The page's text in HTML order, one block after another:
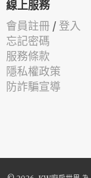
線上服務
會員註冊 / 登入
忘記密碼
服務條款
隱私權政策
防詐騙宣導